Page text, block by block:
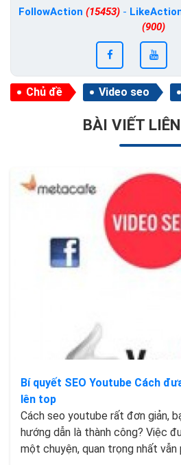
FollowAction (15453)-
(900)
Chủ đề Video seo
BÀI VIẾT
Bí quyết SEO Youtube Cách
lên top
Cách seo youtube rất đơn giản,
hướng dẫn là thành công? Việc
một chuyện, quan trọng nhất vẫn